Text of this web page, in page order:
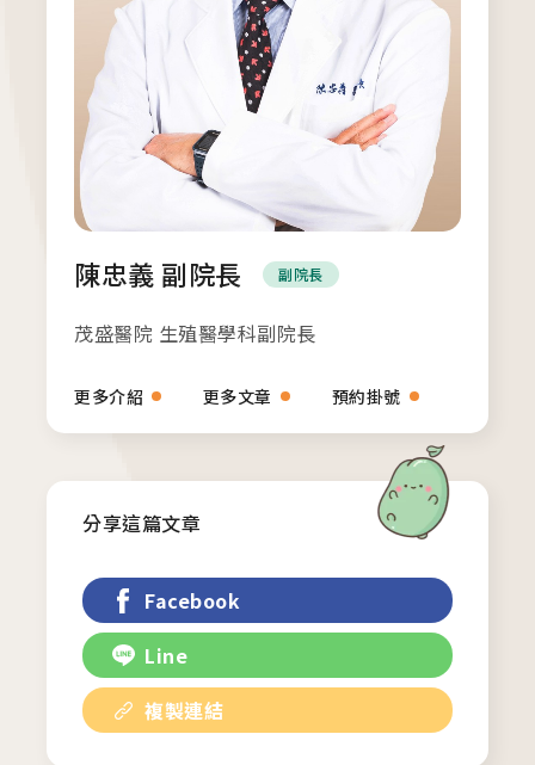
各院門診及掛號資訊
台中總院
/Taipei
2026.04.16
台中總院 「婚後孕前健康檢查」、「生育力健
檢」、「婚前健康檢查」及「育兒健檢」門診表
活動講座
陳忠義 副院長 副院長
茂盛醫院 生殖醫學科副院長
更多介紹 更多文章 預約掛號
分享這篇文章
Facebook
Line
複製連結